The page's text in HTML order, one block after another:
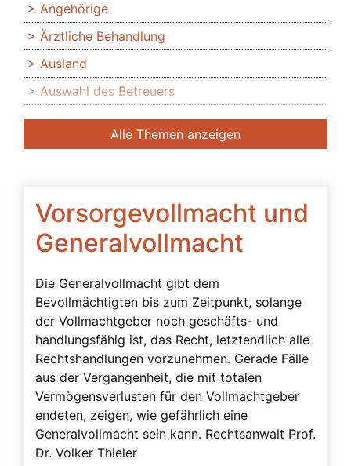
Vorsorgevollmacht und
Generalvollmacht
Die Generalvollmacht gibt dem
Bevollmächtigten bis zum Zeitpunkt, solange
der Vollmachtgeber noch geschäfts- und
handlungsfähig ist, das Recht, letztendlich alle
Rechtshandlungen vorzunehmen. Gerade Fälle
aus der Vergangenheit, die mit totalen
Vermögensverlusten für den Vollmachtgeber
endeten, zeigen, wie gefährlich eine
Generalvollmacht sein kann. Rechtsanwalt Prof.
Dr. Volker Thieler
Angehörige
Ärztliche Behandlung
Ausland
Auswahl des Betreuers
Banken
Bedingte Vollmacht
Beglaubigung
Beratung des Bevollmächtigten durch das
Betreuungsgericht
Beschwerdebefugnis
Besuchsverbot
Beteiligte
Betreuerbestellung
Betreuervergütung
Betreuung
Betreuung in Österreich
Alle Themen anzeigen